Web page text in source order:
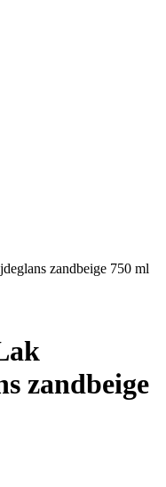
zandbeige 750 ml
zandbeige